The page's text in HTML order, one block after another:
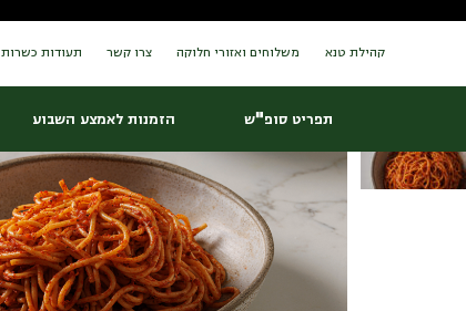
קהילת טנא משלוחים ואזורי חלוקה צרו קשר תעודות כשרות
תפריט סופ"ש הזמנות לאמצע השבוע
עמוד הבית/הזמנות לאמצע השבוע/ ספגטי ברוטב עגבניות